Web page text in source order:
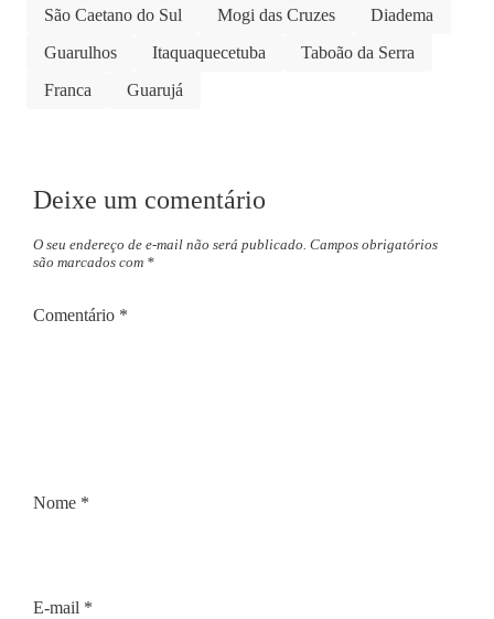
São Caetano do Sul
Mogi das Cruzes
Diadema
Guarulhos
Itaquaquecetuba
Taboão da Serra
Franca
Guarujá
Deixe um comentário
O seu endereço de e-mail não será publicado. Campos obrigatórios
são marcados com *
Comentário *
Nome *
E-mail *